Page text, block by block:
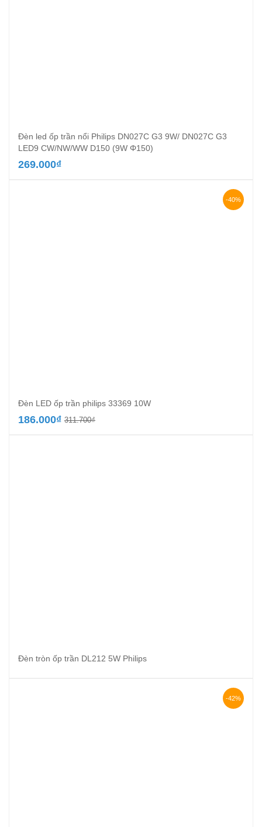
Đèn led ốp trần nổi Philips DN027C G3 9W/ DN027C G3
LED9 CW/NW/WW D150 (9W Φ150)
269.000₫
-40%
Đèn LED ốp trần philips 33369 10W
311.700₫Giá
186.000₫
Giá
Đèn tròn ốp trần DL212 5W Philips
-42%